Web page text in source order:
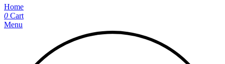
Home
0 Cart
Menu